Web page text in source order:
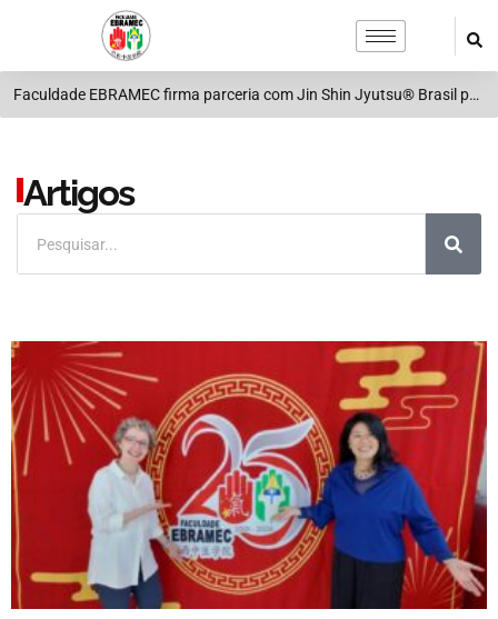
Faculdade EBRAMEC firma parceria com Jin Shin Jyutsu® Brasil para ampliar ensino em terapias integrativas
Artigos